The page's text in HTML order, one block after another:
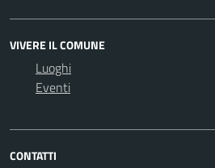
VIVERE IL COMUNE
Luoghi
Eventi
CONTATTI